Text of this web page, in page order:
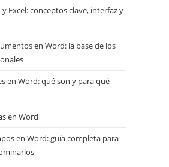
Excel: conceptos clave, interfaz y
en Word: la base de los
en Word: qué son y para qué
en Word
en Word: guía completa para